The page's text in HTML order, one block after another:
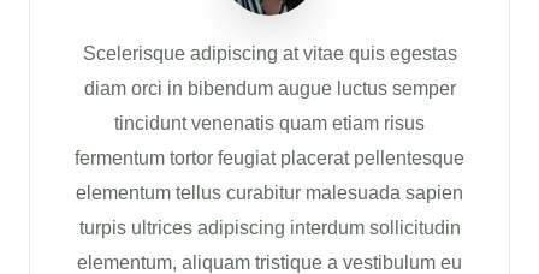
Scelerisque adipiscing at vitae quis egestas
diam orci in bibendum augue luctus semper
tincidunt venenatis quam etiam risus
fermentum tortor feugiat placerat pellentesque
elementum tellus curabitur malesuada sapien
turpis ultrices adipiscing interdum sollicitudin
elementum, aliquam tristique a vestibulum eu